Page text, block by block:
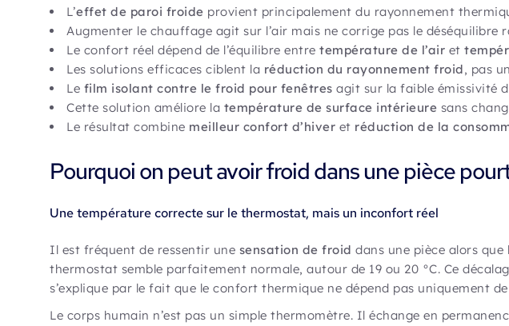
L’effet de paroi froide provient principalement du rayonnement
Augmenter le chauffage agit sur l’air mais ne corrige pas le déséquilibre
Le confort réel dépend de l’équilibre entre température de l’air et
Les solutions efficaces ciblent la réduction du rayonnement froid, pas
Le film isolant contre le froid pour fenêtres agit sur la faible émissivité
Cette solution améliore la température de surface intérieure sans
Le résultat combine meilleur confort d’hiver et réduction de la
Pourquoi on peut avoir froid dans une pièce
Une température correcte sur le thermostat, mais un inconfort réel
Il est fréquent de ressentir une sensation de froid dans une pièce alors que
thermostat semble parfaitement normale, autour de 19 ou 20 °C. Ce
s’explique par le fait que le confort thermique ne dépend pas uniquement
Le corps humain n’est pas un simple thermomètre. Il échange en